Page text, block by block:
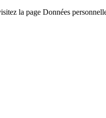
la page Données